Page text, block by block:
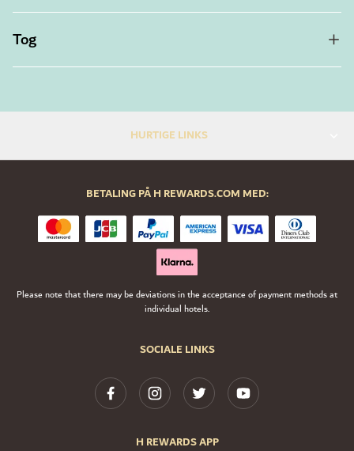
Tog
HURTIGE LINKS
SOCIALE LINKS
H REWARDS APP
BETALING PÅ H REWARDS.COM MED:
Please note that there may be deviations in the acceptance of payment methods at
individual hotels.